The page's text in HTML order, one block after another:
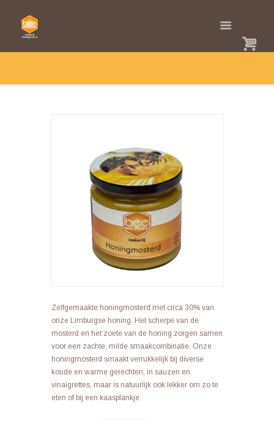
SHOP
OVERIGE
HONINGMOSTERD
HONINGMOSTERD
Zelfgemaakte honingmosterd met circa 30% van
onze Limburgse honing. Het scherpe van de
mosterd en het zoete van de honing zorgen samen
voor een zachte, milde smaakcombinatie. Onze
honingmosterd smaakt verrukkelijk bij diverse
koude en warme gerechten, in sauzen en
vinaigrettes, maar is natuurlijk ook lekker om zo te
eten of bij een kaasplankje.